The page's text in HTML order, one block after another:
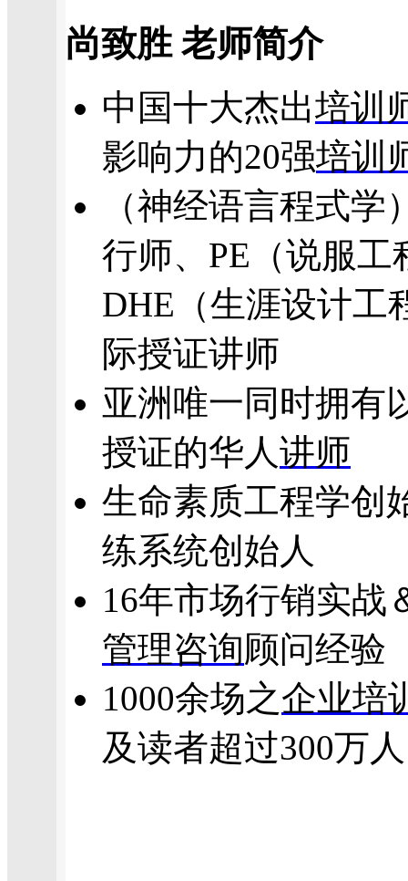
尚致胜 老师简介
中国十大杰出培训
影响力的20强培训
（神经语言程式学
行师、PE（说服工
DHE（生涯设计工
际授证讲师
亚洲唯一同时拥有
授证的华人讲师
生命素质工程学创
练系统创始人
16年市场行销实战
管理咨询顾问经验
1000余场之企业培
及读者超过300万人